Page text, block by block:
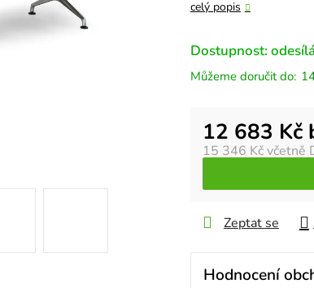
5
celý popis
Dostupnost:
15 346 Kčvčetně
12 683 Kč
Měrná cena:
Zeptat se
Hodnocení